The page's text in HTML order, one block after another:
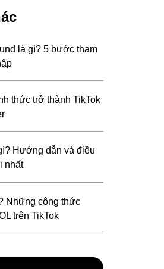
là gì? 5 bước tham
thức trở thành TikTok
Hướng dẫn và điều
nhất
Những công thức
trên TikTok